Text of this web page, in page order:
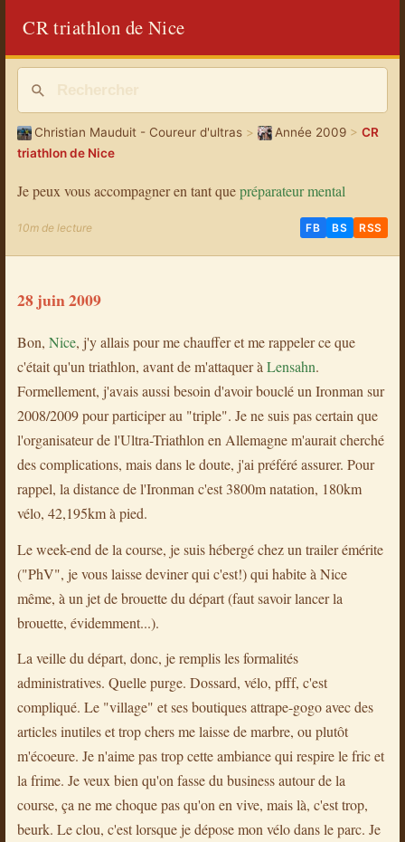
CR triathlon de Nice
Christian Mauduit - Coureur d'ultras> Année 2009 >CR
triathlon de Nice
Je peux vous accompagner en tant quepréparateur mental
10m de lecture FB BS RSS
28 juin 2009
Bon, Nice, j'y allais pour me chauffer et me rappeler ce que
c'était qu'un triathlon, avant de m'attaquer à Lensahn.
Formellement, j'avais aussi besoin d'avoir bouclé un Ironman sur
2008/2009 pour participer au "triple". Je ne suis pas certain que
l'organisateur de l'Ultra-Triathlon en Allemagne m'aurait cherché
des complications, mais dans le doute, j'ai préféré assurer. Pour
rappel, la distance de l'Ironman c'est 3800m natation, 180km
vélo, 42,195km à pied.
Le week-end de la course, je suis hébergé chez un trailer émérite
("PhV", je vous laisse deviner qui c'est!) qui habite à Nice
même, à un jet de brouette du départ (faut savoir lancer la
brouette, évidemment...).
La veille du départ, donc, je remplis les formalités
administratives. Quelle purge. Dossard, vélo, pfff, c'est
compliqué. Le "village" et ses boutiques attrape-gogo avec des
articles inutiles et trop chers me laisse de marbre, ou plutôt
m'écoeure. Je n'aime pas trop cette ambiance qui respire le fric et
la frime. Je veux bien qu'on fasse du business autour de la
course, ça ne me choque pas qu'on en vive, mais là, c'est trop,
beurk. Le clou, c'est lorsque je dépose mon vélo dans le parc. Je